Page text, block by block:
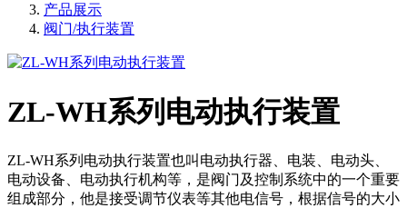
产品展示
阀门/执行装置
ZL-WH系列电动执行装置
ZL-WH系列电动执行装置也叫电动执行器、电装、电动头、
电动设备、电动执行机构等，是阀门及控制系统中的一个重要
组成部分，他是接受调节仪表等其他电信号，根据信号的大小